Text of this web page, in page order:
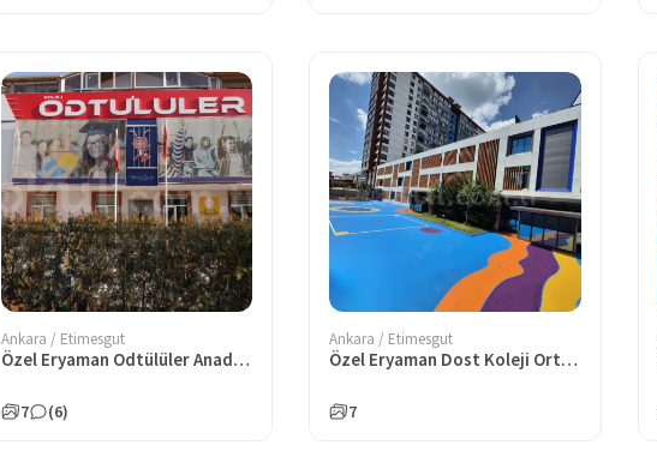
Ankara / Etimesgut
Özel Eryaman Odtülüler Anadolu Lisesi
7 (6)
Ankara / Etimesgut
Özel Eryaman Dost Koleji Ortaokulu
7